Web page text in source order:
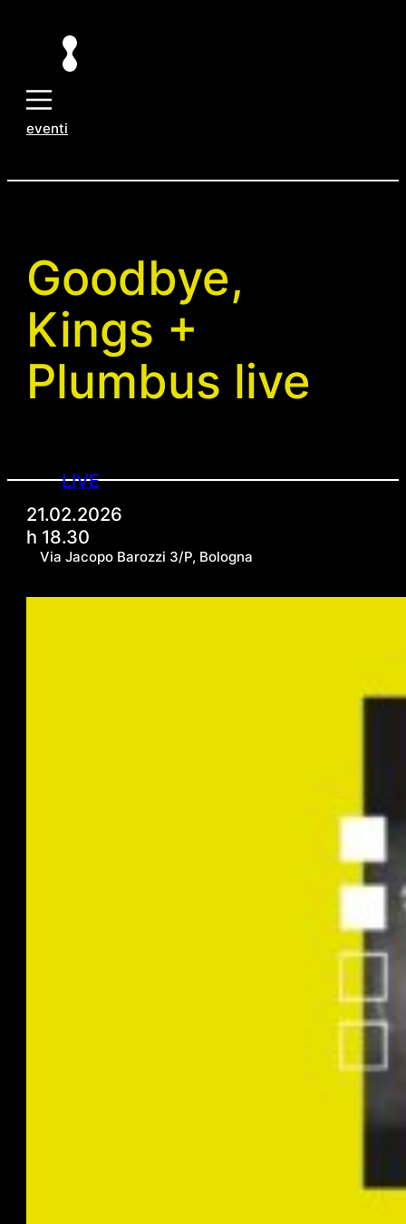
contenuto
LIVE
21.02.2026
h 18.30
Via Jacopo Barozzi 3/P, Bologna
eventi
Goodbye,
Kings +
Plumbus live